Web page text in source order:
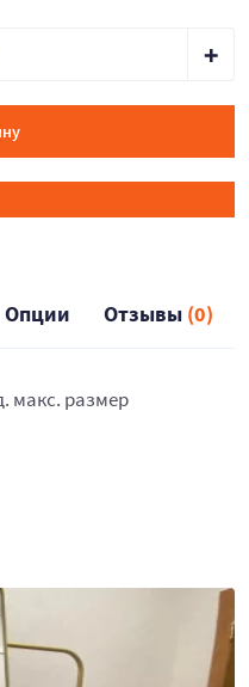
Опции Отзывы (0)
макс. размер